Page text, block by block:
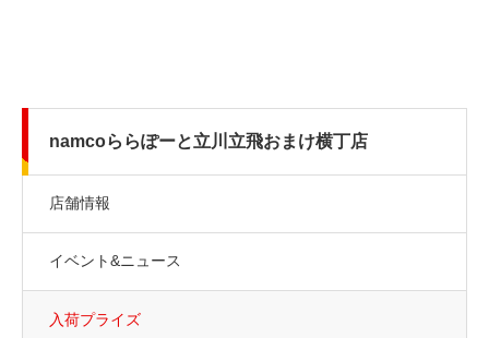
namcoららぽーと立川立飛おまけ横丁店
店舗情報
イベント&ニュース
入荷プライズ